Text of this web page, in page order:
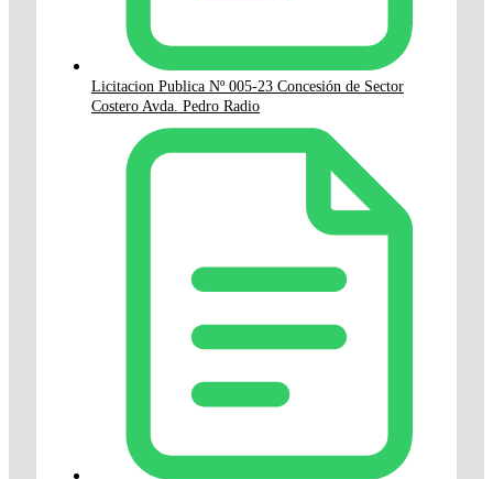
Licitacion Publica Nº 005-23 Concesión de Sector
Costero Avda. Pedro Radio